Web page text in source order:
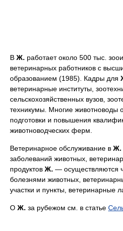
В Ж. работает около 500 тыс.
ветеринарных работников с
образованием (1985). Кадры для
ветеринарные институты,
сельскохозяйственных вузов,
техникумы. Многие животноводы
подготовки и повышения
животноводческих ферм.
Ветеринарное обслуживание в Ж.
заболеваний животных,
продуктов Ж. — осуществляются
болезнями животных,
участки и пункты, ветеринарные
О Ж. за рубежом см. в статье